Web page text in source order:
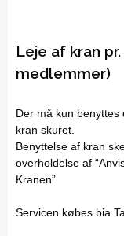
Leje af kran
medlemmer)
Der må kun
kran skuret.
Benyttelse af kran
overholdelse af
Kranen”
Servicen købes bia